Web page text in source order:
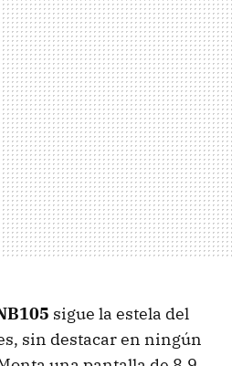
sigue la estela del
sin destacar en ningún